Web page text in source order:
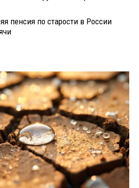
пенсия по старости в России